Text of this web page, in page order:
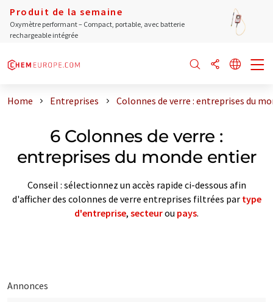
Produit de la semaine
Oxymètre performant – Compact, portable, avec batterie
rechargeable intégrée
Home Entreprises Colonnes de verre : entreprises du
6 Colonnes de verre :
entreprises du monde entier
Conseil : sélectionnez un accès rapide ci-dessous afin
d'afficher des colonnes de verre entreprises filtrées par type
d'entreprise, secteurou pays.
Annonces